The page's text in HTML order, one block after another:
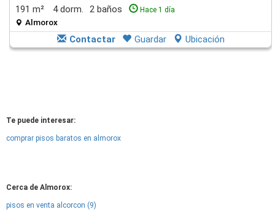
191 m² 4 dorm. 2 baños Hace 1 día
Almorox
Contactar Guardar Ubicación
Te puede interesar:
comprar pisos baratos en almorox
Cerca de Almorox:
pisos en venta alcorcon (9)